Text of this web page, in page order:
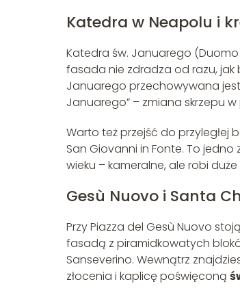
Katedra w Neapolu i
Katedra św. Januarego
fasada nie zdradza od razu, jak
Januarego przechowywana jest
Januarego” – zmiana skrzepu
Warto też przejść do przyległej
San Giovanni in Fonte. To jedno
wieku – kameralne, ale robi
Gesù Nuovo i Santa
Przy Piazza del Gesù Nuovo
fasadą z piramidkowatych
Sanseverino. Wewnątrz
złocenia i kaplicę poświęconą